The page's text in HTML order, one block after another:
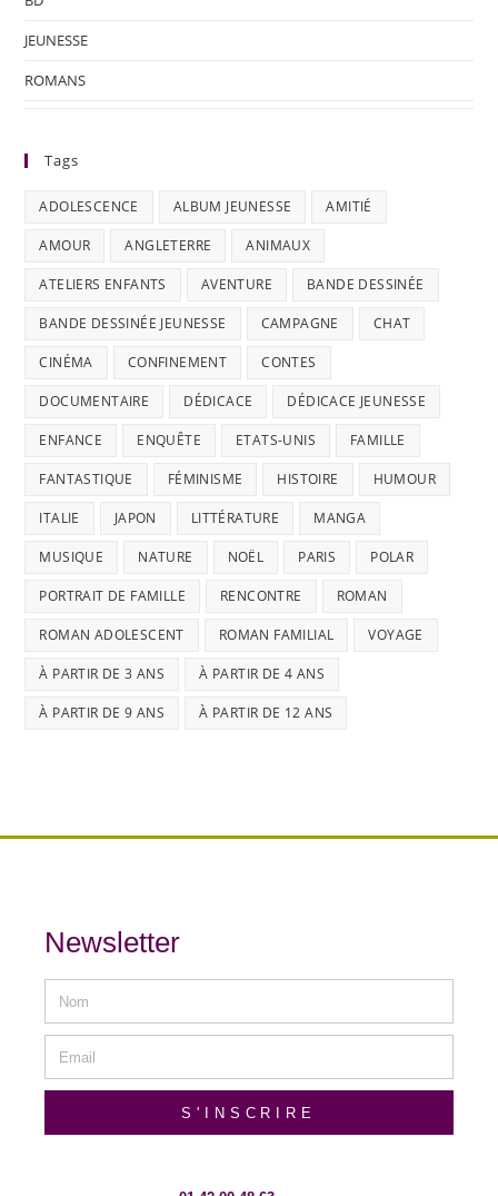
JEUNESSE
ROMANS
Tags
ADOLESCENCE ALBUM JEUNESSE AMITIÉ
AMOUR ANGLETERRE ANIMAUX
ATELIERS ENFANTS AVENTURE BANDE DESSINÉE
BANDE DESSINÉE JEUNESSE CAMPAGNE CHAT
CINÉMA CONFINEMENT CONTES
DOCUMENTAIRE DÉDICACE DÉDICACE JEUNESSE
ENFANCE ENQUÊTE ETATS-UNIS FAMILLE
FANTASTIQUE FÉMINISME HISTOIRE HUMOUR
ITALIE JAPON LITTÉRATURE MANGA
MUSIQUE NATURE NOËL PARIS POLAR
PORTRAIT DE FAMILLE RENCONTRE ROMAN
ROMAN ADOLESCENT ROMAN FAMILIAL VOYAGE
À PARTIR DE 3 ANS À PARTIR DE 4 ANS
À PARTIR DE 9 ANS À PARTIR DE 12 ANS
Newsletter
S'INSCRIRE